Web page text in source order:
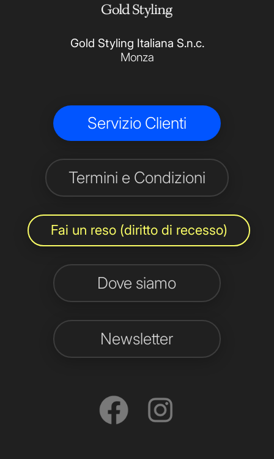
Gold Styling Italiana S.n.c.
Monza
Servizio Clienti
Termini e Condizioni
Fai un reso (diritto di recesso)
Dove siamo
Newsletter